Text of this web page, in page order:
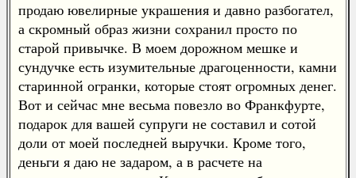
продаю ювелирные украшения и давно разбогател,
а скромный образ жизни сохранил просто по
старой привычке. В моем дорожном мешке и
сундучке есть изумительные драгоценности, камни
старинной огранки, которые стоят огромных денег.
Вот и сейчас мне весьма повезло во Франкфурте,
подарок для вашей супруги не составил и сотой
доли от моей последней выручки. Кроме того,
деньги я даю не задаром, а в расчете на